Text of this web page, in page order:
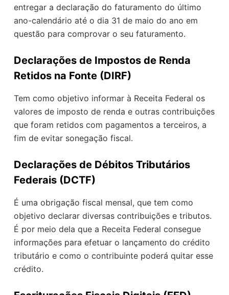
entregar a declaração do faturamento do último
ano-calendário até o dia 31 de maio do ano em
questão para comprovar o seu faturamento.
Declarações de Impostos de Renda
Retidos na Fonte (DIRF)
Tem como objetivo informar à Receita Federal os
valores de imposto de renda e outras contribuições
que foram retidos com pagamentos a terceiros, a
fim de evitar sonegação fiscal.
Declarações de Débitos Tributários
Federais (DCTF)
É uma obrigação fiscal mensal, que tem como
objetivo declarar diversas contribuições e tributos.
É por meio dela que a Receita Federal consegue
informações para efetuar o lançamento do crédito
tributário e como o contribuinte poderá quitar esse
crédito.